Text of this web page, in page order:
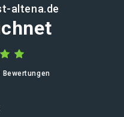
altena.de
Bewertungen